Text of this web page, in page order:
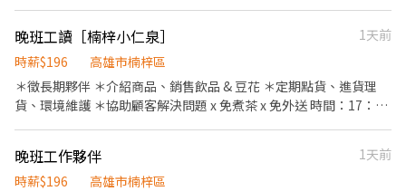
利制度 1.完善的醫療保險: 勞保、健保、退休金提撥、員工團保(公
司付費)。 2.時薪196元 3.配合課表彈性排班 4.國定假日、$雙倍時薪
5.完整的職前訓練與晉升(調薪)訓練， 規劃各職級的完善訓練、可晉
升為 儲備幹部/正式店長 6.外送津貼 7.不定期店內聚餐 🔸入職資格
檢）
晚班工讀［楠梓小仁泉］
1天前
時薪$196
高雄市楠梓區
＊徵長期夥伴 ＊介紹商品、銷售飲品 & 豆花 ＊定期點貨、進貨理
貨、環境維護 ＊協助顧客解決問題 x 免煮茶 x 免外送 時間：17：00
晚班工作夥伴
1天前
時薪$196
高雄市楠梓區